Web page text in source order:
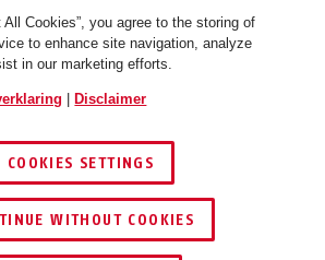
KWESTIES
© 2026 ABUS Österreich
All Cookies”, you agree to the storing of
to enhance site navigation, analyze
in our marketing efforts.
Disclaimer
COOKIES SETTINGS
WITHOUT COOKIES